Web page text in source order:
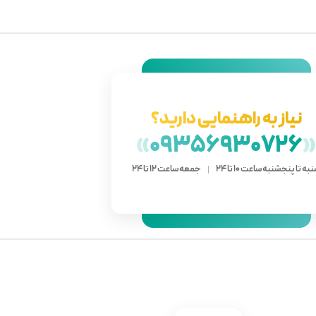
نیاز به راهنمایی دارید؟
«
09356930726
»
تا پنجشنبه ساعت 10 تا 24 جمعه ساعت 12 تا 24